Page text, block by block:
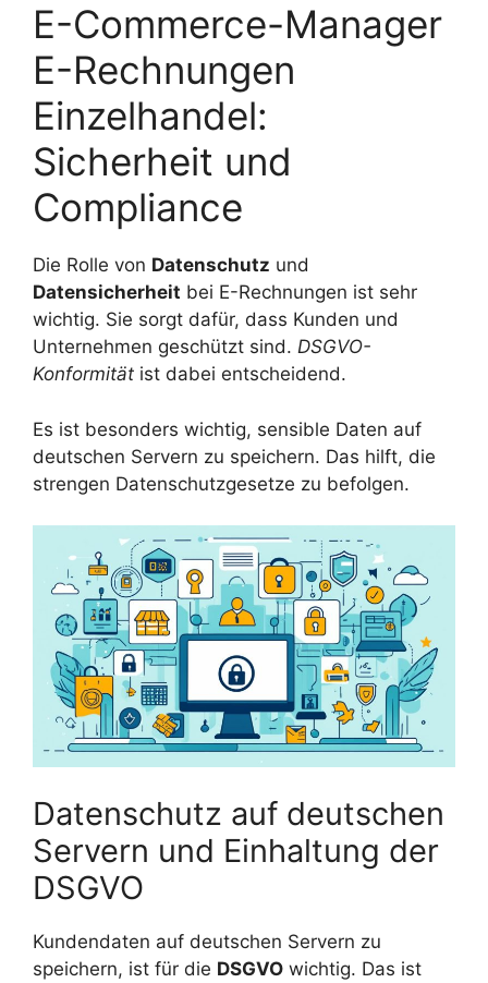
E-Commerce-Manager
E-Rechnungen
Einzelhandel:
Sicherheit und
Compliance
Die Rolle von Datenschutz und
Datensicherheit bei E-Rechnungen ist sehr
wichtig. Sie sorgt dafür, dass Kunden und
Unternehmen geschützt sind. DSGVO-
Konformität ist dabei entscheidend.
Es ist besonders wichtig, sensible Daten auf
deutschen Servern zu speichern. Das hilft, die
strengen Datenschutzgesetze zu befolgen.
Datenschutz auf deutschen
Servern und Einhaltung der
DSGVO
Kundendaten auf deutschen Servern zu
speichern, ist für die DSGVO wichtig. Das ist